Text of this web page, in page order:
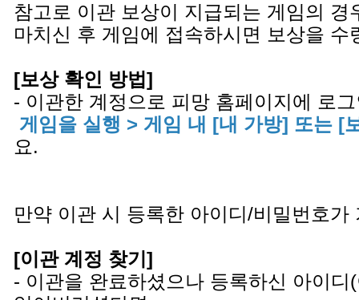
참고로 이관 보상이 지급되는 게임의 경
마치신 후 게임에 접속하시면 보상을 수
[보상 확인 방법]
- 이관한 계정으로 피망 홈페이지에 로
게임을 실행 > 게임 내 [내 가방] 또는 [
요.
만약 이관 시 등록한 아이디/비밀번호가
[이관 계정 찾기]
- 이관을 완료하셨으나 등록하신 아이디